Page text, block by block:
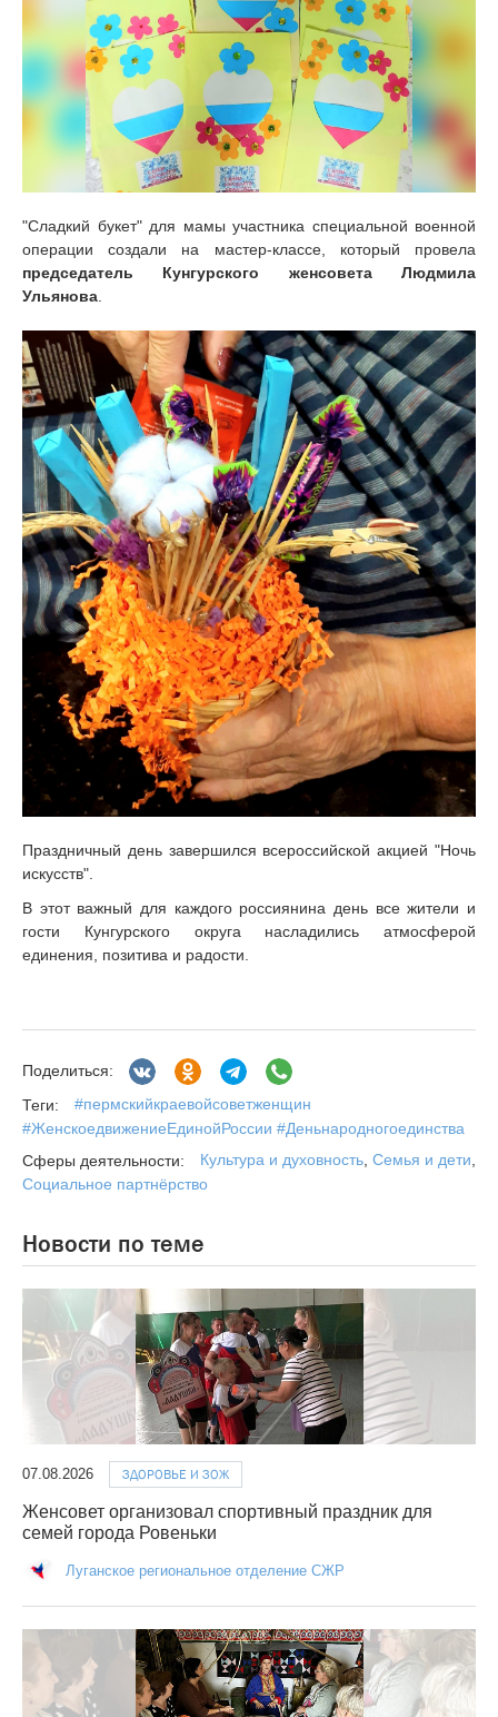
"Сладкий букет" для мамы участника специальной военной
операции создали на мастер-классе, который провела
председатель Кунгурского женсовета Людмила
Ульянова
Праздничный день завершился всероссийской акцией "Ночь
искусств".
В этот важный для каждого россиянина день все жители и
гости Кунгурского округа насладились атмосферой
единения, позитива и радости.
Поделиться:
Теги:
#пермскийкраевойсоветженщин
#ЖенскоедвижениеЕдинойРоссии #Деньнародногоединства
Сферы деятельности:
Культура и духовность Семья и дети
Социальное партнёрство
Новости по теме
07.08.2026 ЗДОРОВЬЕ И ЗОЖ
Женсовет организовал спортивный праздник для
семей города Ровеньки
Луганское региональное отделение СЖР